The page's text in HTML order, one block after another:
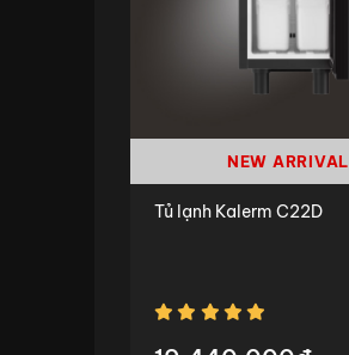
NEW ARRIVAL
Tủ lạnh Kalerm C22D